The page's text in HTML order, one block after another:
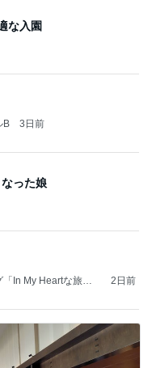
な入園
B 3日前
った娘
In My Heartな旅日
2日前